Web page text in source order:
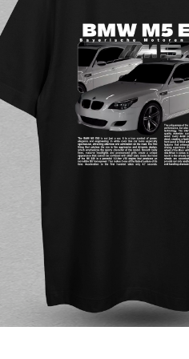
Штаны (Брюки)
Камуфляжные брюки
Утепленные брюки
Детские штаны
Штаны для работы
Полукомбинезоны Outlet